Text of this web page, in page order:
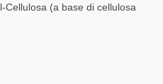
Cellulosa (a base di cellulosa